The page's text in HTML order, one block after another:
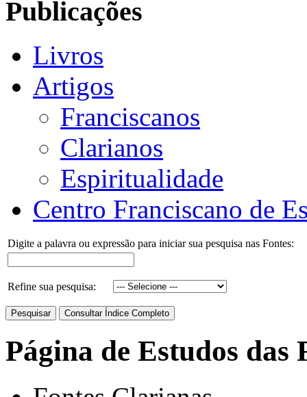
Publicações
Livros
Artigos
Franciscanos
Clarianos
Espiritualidade
Centro Franciscano de
Digite a palavra ou expressão para iniciar sua pesquisa nas Fontes:
Refine sua pesquisa:
Página de Estudos das